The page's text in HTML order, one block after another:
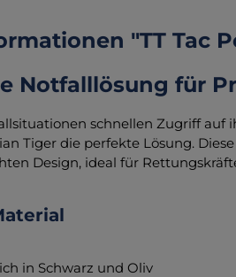
"TT Tac
Notfalllösung für
schnellen Zugriff
Tiger die perfekte Lösung.
Design, ideal für
in Schwarz und Oliv